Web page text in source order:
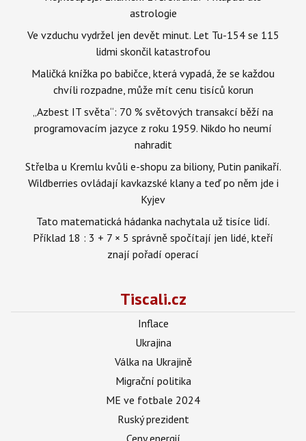
astrologie
Ve vzduchu vydržel jen devět minut. Let Tu-154 se 115
lidmi skončil katastrofou
Maličká knížka po babičce, která vypadá, že se každou
chvíli rozpadne, může mít cenu tisíců korun
„Azbest IT světa“: 70 % světových transakcí běží na
programovacím jazyce z roku 1959. Nikdo ho neumí
nahradit
Střelba u Kremlu kvůli e-shopu za biliony, Putin panikaří.
Wildberries ovládají kavkazské klany a teď po něm jde i
Kyjev
Tato matematická hádanka nachytala už tisíce lidí.
Příklad 18 : 3 + 7 × 5 správně spočítají jen lidé, kteří
znají pořadí operací
Tiscali.cz
Inflace
Ukrajina
Válka na Ukrajině
Migrační politika
ME ve fotbale 2024
Ruský prezident
Ceny energií